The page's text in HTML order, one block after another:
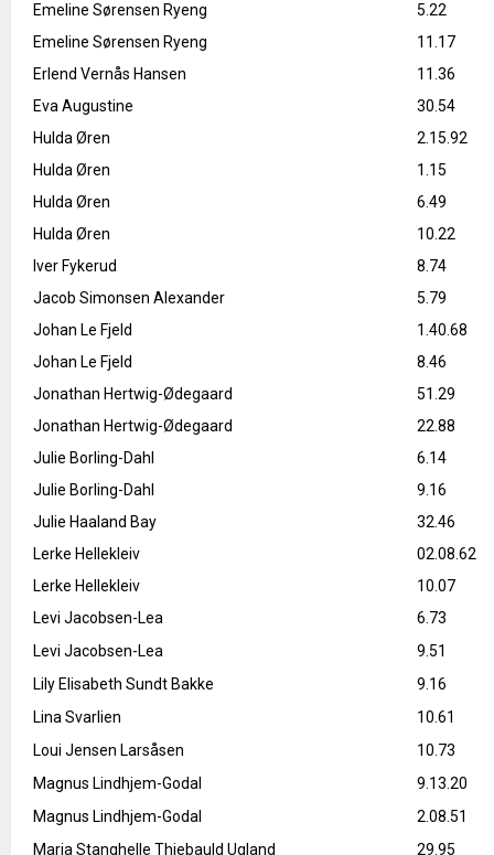
Emeline Sørensen Ryeng
5.22
Emeline Sørensen Ryeng
11.17
Erlend Vernås Hansen
11.36
Eva Augustine
30.54
Hulda Øren
2.15.92
Hulda Øren
1.15
Hulda Øren
6.49
Hulda Øren
10.22
Iver Fykerud
8.74
Jacob Simonsen Alexander
5.79
Johan Le Fjeld
1.40.68
Johan Le Fjeld
8.46
Jonathan Hertwig-Ødegaard
51.29
Jonathan Hertwig-Ødegaard
22.88
Julie Borling-Dahl
6.14
Julie Borling-Dahl
9.16
Julie Haaland Bay
32.46
Lerke Hellekleiv
02.08.62
Lerke Hellekleiv
10.07
Levi Jacobsen-Lea
6.73
Levi Jacobsen-Lea
9.51
Lily Elisabeth Sundt Bakke
9.16
Lina Svarlien
10.61
Loui Jensen Larsåsen
10.73
Magnus Lindhjem-Godal
9.13.20
Magnus Lindhjem-Godal
2.08.51
Maria Stanghelle Thiebauld Ugland
29.95